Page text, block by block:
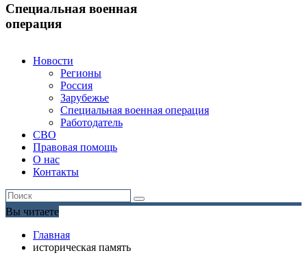
Специальная военная
операция
Новости
Регионы
Россия
Зарубежье
Специальная военная операция
Работодатель
СВО
Правовая помощь
О нас
Контакты
Вы читаете
Главная
историческая память